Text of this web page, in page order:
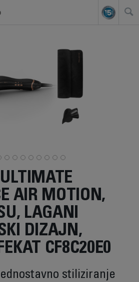
AIR MOTION,
LAGANI
DIZAJN,
CF8C20E0
stiliziranje